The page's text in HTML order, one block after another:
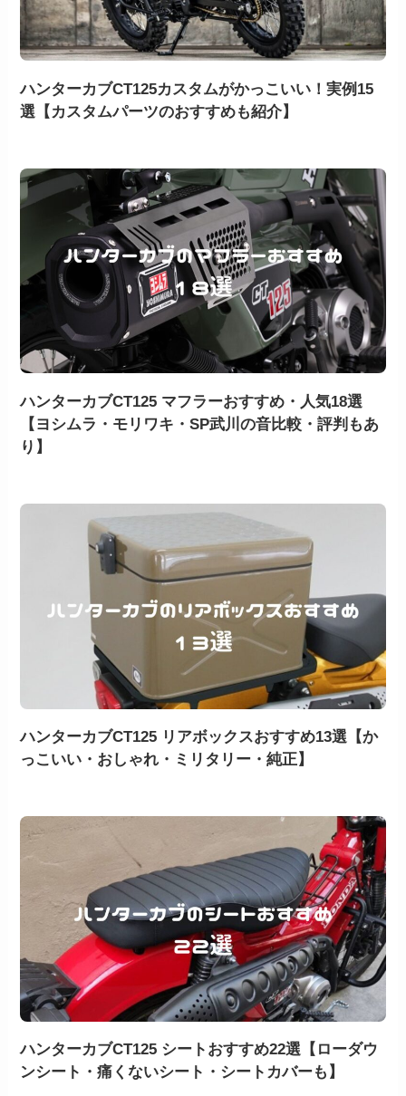
ハンターカブCT125カスタムがかっこいい！実例15
選【カスタムパーツのおすすめも紹介】
ハンターカブCT125 マフラーおすすめ・人気18選
【ヨシムラ・モリワキ・SP武川の音比較・評判もあ
り】
ハンターカブCT125 リアボックスおすすめ13選【か
っこいい・おしゃれ・ミリタリー・純正】
ハンターカブCT125 シートおすすめ22選【ローダウ
ンシート・痛くないシート・シートカバーも】